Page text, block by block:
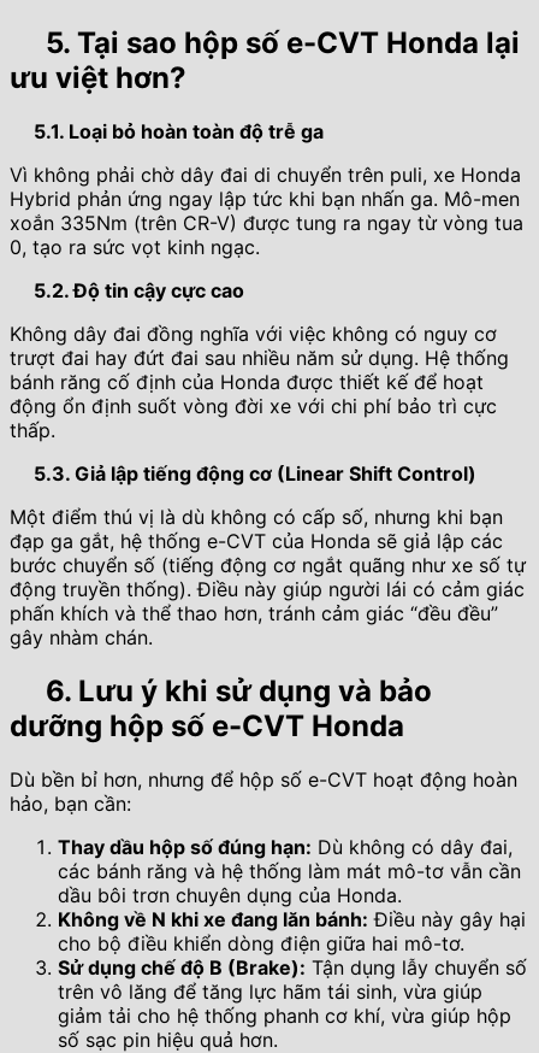
5. Tại sao hộp số e-CVT Honda lại
ưu việt hơn?
5.1. Loại bỏ hoàn toàn độ trễ ga
Vì không phải chờ dây đai di chuyển trên puli, xe Honda
Hybrid phản ứng ngay lập tức khi bạn nhấn ga. Mô-men
xoắn 335Nm (trên CR-V) được tung ra ngay từ vòng tua
0, tạo ra sức vọt kinh ngạc.
5.2. Độ tin cậy cực cao
Không dây đai đồng nghĩa với việc không có nguy cơ
trượt đai hay đứt đai sau nhiều năm sử dụng. Hệ thống
bánh răng cố định của Honda được thiết kế để hoạt
động ổn định suốt vòng đời xe với chi phí bảo trì cực
thấp.
5.3. Giả lập tiếng động cơ (Linear Shift Control)
Một điểm thú vị là dù không có cấp số, nhưng khi bạn
đạp ga gắt, hệ thống e-CVT của Honda sẽ giả lập các
bước chuyển số (tiếng động cơ ngắt quãng như xe số tự
động truyền thống). Điều này giúp người lái có cảm giác
phấn khích và thể thao hơn, tránh cảm giác “đều đều”
gây nhàm chán.
6. Lưu ý khi sử dụng và bảo
dưỡng hộp số e-CVT Honda
Dù bền bỉ hơn, nhưng để hộp số e-CVT hoạt động hoàn
hảo, bạn cần:
Thay dầu hộp số đúng hạn: Dù không có dây đai,
các bánh răng và hệ thống làm mát mô-tơ vẫn cần
dầu bôi trơn chuyên dụng của Honda.
Không về N khi xe đang lăn bánh: Điều này gây hại
cho bộ điều khiển dòng điện giữa hai mô-tơ.
Sử dụng chế độ B (Brake): Tận dụng lẫy chuyển số
trên vô lăng để tăng lực hãm tái sinh, vừa giúp
giảm tải cho hệ thống phanh cơ khí, vừa giúp hộp
số sạc pin hiệu quả hơn.